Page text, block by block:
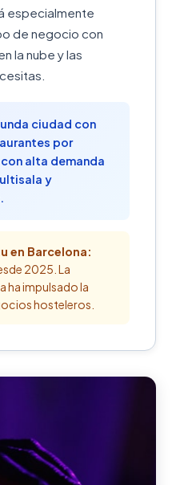
especialmente
de negocio con
la nube y las
ciudad con
por
alta demanda
y
en Barcelona:
2025. La
ha impulsado la
hosteleros.